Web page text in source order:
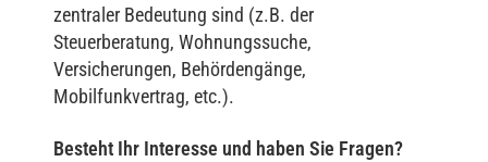
zentraler Bedeutung sind (z.B. der
Steuerberatung, Wohnungssuche,
Versicherungen, Behördengänge,
Mobilfunkvertrag, etc.).
Besteht Ihr Interesse und haben Sie Fragen?